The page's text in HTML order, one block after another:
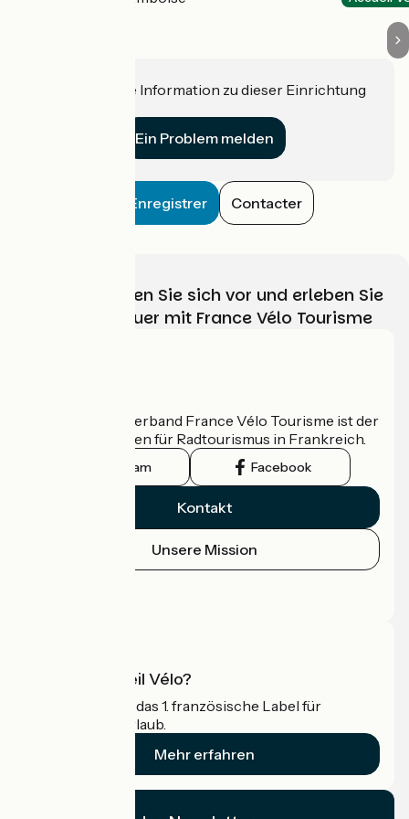
Haben Sie eine Information zu dieser Einrichtung
Ein Problem melden
Enregistrer Contacter
Wählen, bereiten Sie sich vor und erleben Sie
Ihr Radabenteuer mit France Vélo Tourisme
Der nationale Verband France Vélo Tourisme ist der
offizielle Leitfaden für Radtourismus in Frankreich.
Instagram Facebook
Kontakt
Unsere Mission
Was ist Accueil Vélo?
Accueil Vélo ist das 1. französische Label für
Radfahrer im Urlaub.
Mehr erfahren